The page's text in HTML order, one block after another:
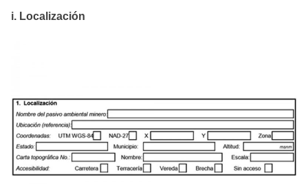
i. Localización